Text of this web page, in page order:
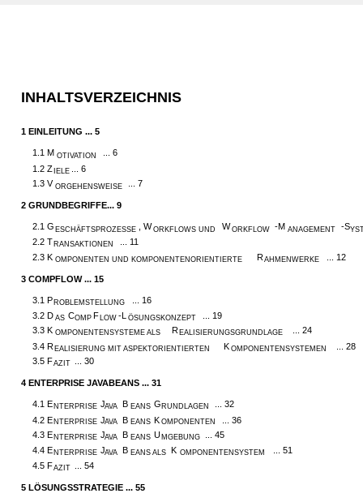
INHALTSVERZEICHNIS
1 EINLEITUNG ... 5
1.1 M OTIVATION
... 6
1.2 Z IELE
... 6
1.3 V ORGEHENSWEISE ... 7
2 GRUNDBEGRIFFE... 9
2.1 G ESCHÄFTSPROZESSE , W ORKFLOWS UND W ORKFLOW -M ANAGEMENT -S
2.2 T RANSAKTIONEN
... 11
2.3 K OMPONENTEN UND KOMPONENTENORIENTIERTE RAHMENWERKE ... 12
3 COMPFLOW ... 15
3.1 P ROBLEMSTELLUNG
... 16
3.2 D AS COMP F LOW -L ÖSUNGSKONZEPT
... 19
3.3 K OMPONENTENSYSTEME ALS R EALISIERUNGSGRUNDLAGE
... 24
3.4 R EALISIERUNG MIT ASPEKTORIENTIERTEN K OMPONENTENSYSTEMEN
... 28
3.5 FAZIT ... 30
4 ENTERPRISE JAVABEANS ... 31
4.1 E NTERPRISE JAVA B EANS GRUNDLAGEN
... 32
4.2 E NTERPRISE JAVA B EANS K OMPONENTEN
... 36
4.3 E NTERPRISE JAVA B EANS U MGEBUNG
... 45
4.4 E NTERPRISE JAVA B EANS ALS K OMPONENTENSYSTEM
... 51
4.5 FAZIT ... 54
5 LÖSUNGSSTRATEGIE ... 55